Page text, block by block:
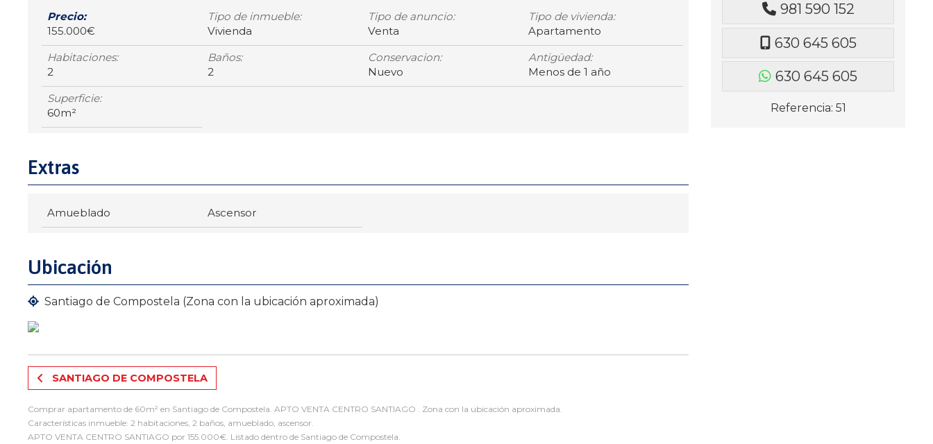
981 590 152
630 645 605
630 645 605
Referencia: 51
Precio:
155.000€
Tipo de inmueble:
Vivienda
Tipo de anuncio:
Venta
Tipo de vivienda:
Apartamento
Habitaciones:
2
Baños:
2
Conservacion:
Nuevo
Antigüedad:
Menos de 1 año
Superficie:
60m²
Extras
Amueblado Ascensor
Ubicación
Santiago de Compostela (Zona con la ubicación aproximada)
SANTIAGO DE COMPOSTELA
Comprar apartamento de 60m² en Santiago de Compostela. APTO VENTA CENTRO SANTIAGO . Zona con la ubicación aproximada.
Características inmueble: 2 habitaciones, 2 baños, amueblado, ascensor.
APTO VENTA CENTRO SANTIAGO por 155.000€. Listado dentro de Santiago de Compostela.